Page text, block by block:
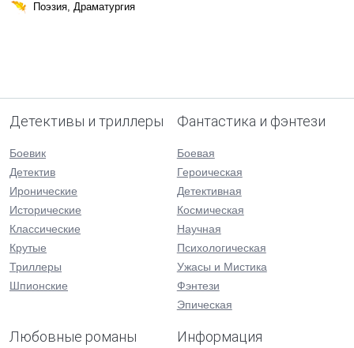
Поэзия, Драматургия
Детективы и триллеры
Боевик
Детектив
Иронические
Исторические
Классические
Крутые
Триллеры
Шпионские
Фантастика и фэнтези
Боевая
Героическая
Детективная
Космическая
Научная
Психологическая
Ужасы и Мистика
Фэнтези
Эпическая
Любовные романы Информация